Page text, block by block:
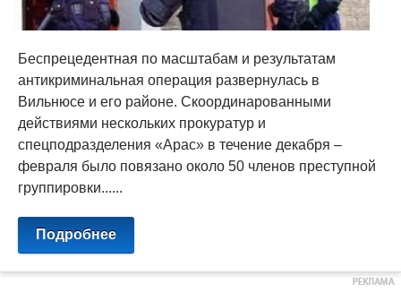
Беспрецедентная по масштабам и результатам
антикриминальная операция развернулась в
Вильнюсе и его районе. Скоординарованными
действиями нескольких прокуратур и
спецподразделения «Арас» в течение декабря –
февраля было повязано около 50 членов преступной
группировки......
Подробнее